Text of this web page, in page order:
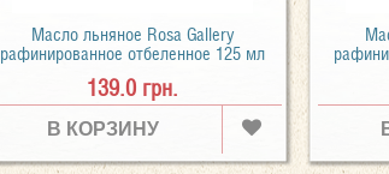
Масло льняное Rosa Gallery
рафинированное отбеленное 125 мл
139.0 грн.
В КОРЗИНУ